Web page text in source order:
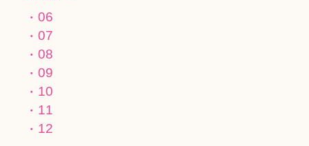
06
07
08
09
10
11
12